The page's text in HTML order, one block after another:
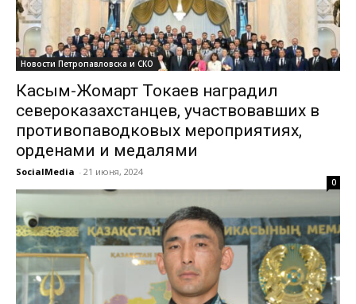
Новости Петропавловска и СКО
Касым-Жомарт Токаев наградил
североказахстанцев, участвовавших в
противопаводковых мероприятиях,
орденами и медалями
SocialMedia - 21 июня, 2024
0